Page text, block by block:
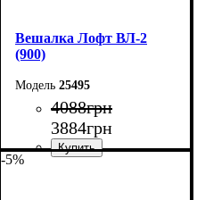
Вешалка Лофт ВЛ-2
(900)
25495
4088грн
3884грн
-5%